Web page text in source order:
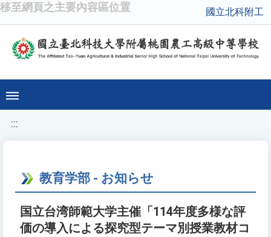
移至網頁之主要內容區位置 國立北科附工
:::
教育学部 - お知らせ
国立台湾師範大学主催「114年度多様な評
価の導入による探究型テーマ別授業教材コ